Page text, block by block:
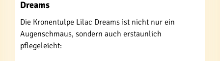
Dreams
Die Kronentulpe Lilac Dreams ist nicht nur ein
Augenschmaus, sondern auch erstaunlich
pflegeleicht: